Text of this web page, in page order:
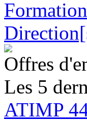
Offres
Les 5
ATIMP